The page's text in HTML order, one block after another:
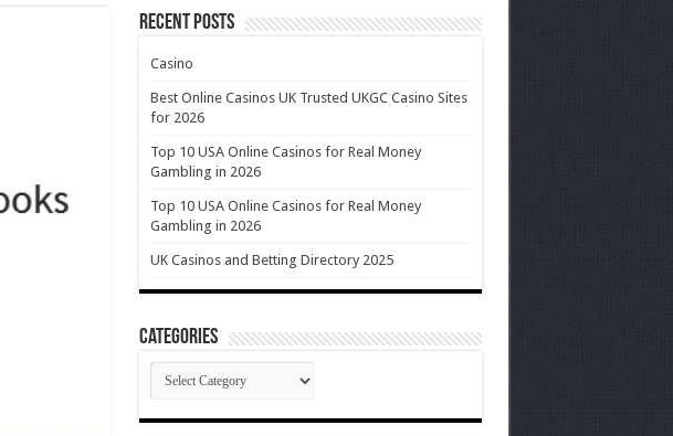
Recent Posts
Casino
Best Online Casinos UK Trusted UKGC Casino Sites
for 2026
Top 10 USA Online Casinos for Real Money
Gambling in 2026
Top 10 USA Online Casinos for Real Money
Gambling in 2026
UK Casinos and Betting Directory 2025
Categories
Categories